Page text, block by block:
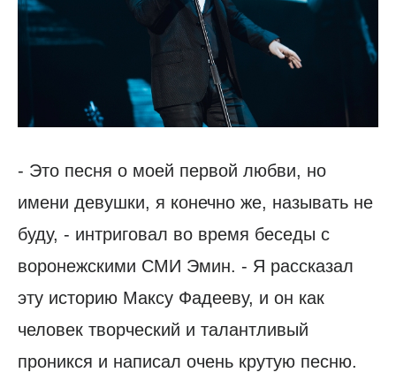
- Это песня о моей первой любви, но
имени девушки, я конечно же, называть не
буду, - интриговал во время беседы с
воронежскими СМИ Эмин. - Я рассказал
эту историю Максу Фадееву, и он как
человек творческий и талантливый
проникся и написал очень крутую песню.